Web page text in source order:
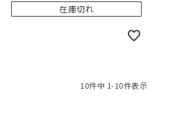
在庫切れ
10件中 1-10件表示